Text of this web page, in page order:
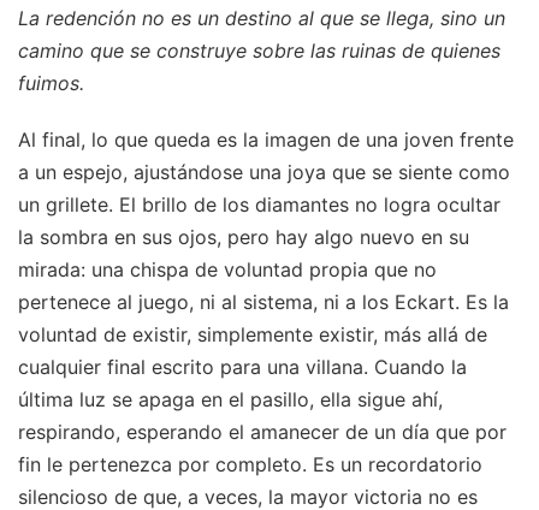
La redención no es un destino al que se llega, sino un
camino que se construye sobre las ruinas de quienes
fuimos.
Al final, lo que queda es la imagen de una joven frente
a un espejo, ajustándose una joya que se siente como
un grillete. El brillo de los diamantes no logra ocultar
la sombra en sus ojos, pero hay algo nuevo en su
mirada: una chispa de voluntad propia que no
pertenece al juego, ni al sistema, ni a los Eckart. Es la
voluntad de existir, simplemente existir, más allá de
cualquier final escrito para una villana. Cuando la
última luz se apaga en el pasillo, ella sigue ahí,
respirando, esperando el amanecer de un día que por
fin le pertenezca por completo. Es un recordatorio
silencioso de que, a veces, la mayor victoria no es